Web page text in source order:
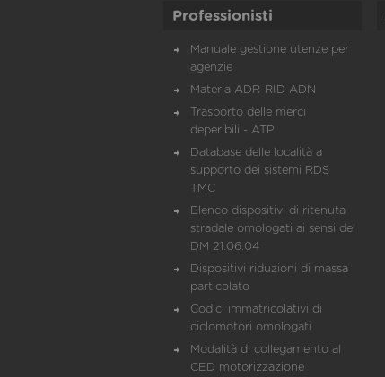
Professionisti
Manuale gestione utenze per
agenzie
Materia ADR-RID-ADN
Trasporto delle merci
deperibili - ATP
Database delle località a
supporto dei sistemi RDS
TMC
Elenco dispositivi di ritenuta
stradale omologati ai sensi del
DM 21.06.04
Dispositivi riduzioni di massa
particolato
Codici immatricolativi di
ciclomotori omologati
Modalità di collegamento al
CED motorizzazione